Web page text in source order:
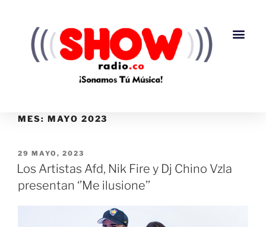
MES: MAYO 2023
29 MAYO, 2023
Los Artistas Afd, Nik Fire y Dj Chino Vzla
presentan ‘’Me ilusione’’